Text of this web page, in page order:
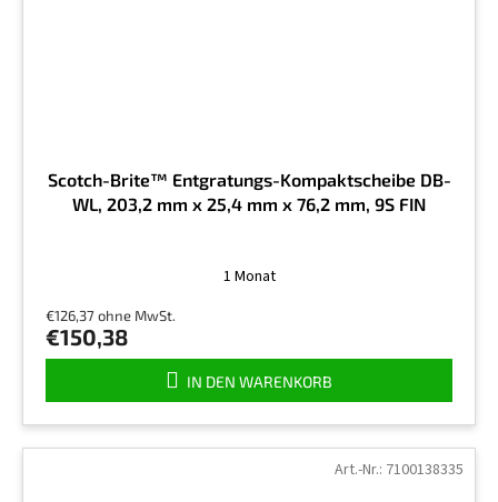
Scotch-Brite™ Entgratungs-Kompaktscheibe DB-
WL, 203,2 mm x 25,4 mm x 76,2 mm, 9S FIN
1 Monat
€126,37 ohne MwSt.
€150,38
IN DEN WARENKORB
Art.-Nr.: 7100138335